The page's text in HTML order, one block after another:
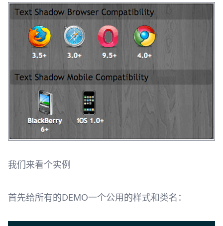
我们来看个实例
首先给所有的DEMO一个公用的样式和类名：